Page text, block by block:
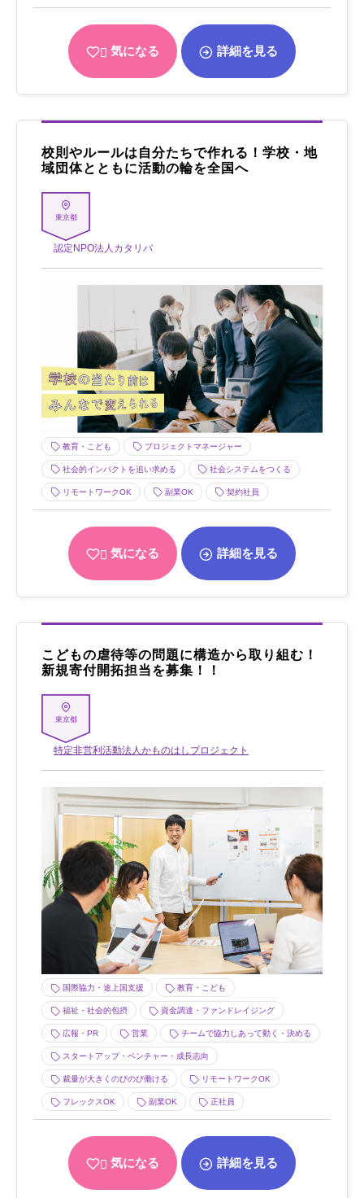
気になる 詳細を見る
校則やルールは自分たちで作れる！学校・地
域団体とともに活動の輪を全国へ
東京都
認定NPO法人カタリバ
教育・こども プロジェクトマネージャー
社会的インパクトを追い求める 社会システムをつくる
リモートワークOK 副業OK 契約社員
気になる 詳細を見る
こどもの虐待等の問題に構造から取り組む！
新規寄付開拓担当を募集！！
東京都
特定非営利活動法人かものはしプロジェクト
国際協力・途上国支援 教育・こども
福祉・社会的包摂 資金調達・ファンドレイジング
広報・PR 営業 チームで協力しあって動く・決める
スタートアップ・ベンチャー・成長志向
裁量が大きくのびのび働ける リモートワークOK
フレックスOK 副業OK 正社員
気になる 詳細を見る